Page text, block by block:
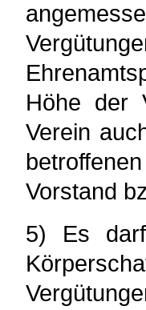
Höhe der
Verein
Vorstand
5) Es